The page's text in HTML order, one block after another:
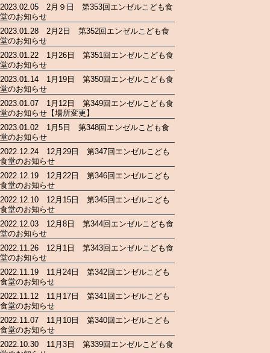
2023.02.05 2月９日 第353回エンゼルこども食
堂のお知らせ
2023.01.28 2月2日 第352回エンゼルこども食
堂のお知らせ
2023.01.22 1月26日 第351回エンゼルこども食
堂のお知らせ
2023.01.14 1月19日 第350回エンゼルこども食
堂のお知らせ
2023.01.07 1月12日 第349回エンゼルこども食
堂のお知らせ【場所変更】
2023.01.02 1月5日 第348回エンゼルこども食
堂のお知らせ
2022.12.24 12月29日 第347回エンゼルこども
食堂のお知らせ
2022.12.19 12月22日 第346回エンゼルこども
食堂のお知らせ
2022.12.10 12月15日 第345回エンゼルこども
食堂のお知らせ
2022.12.03 12月8日 第344回エンゼルこども食
堂のお知らせ
2022.11.26 12月1日 第343回エンゼルこども食
堂のお知らせ
2022.11.19 11月24日 第342回エンゼルこども
食堂のお知らせ
2022.11.12 11月17日 第341回エンゼルこども
食堂のお知らせ
2022.11.07 11月10日 第340回エンゼルこども
食堂のお知らせ
2022.10.30 11月3日 第339回エンゼルこども食